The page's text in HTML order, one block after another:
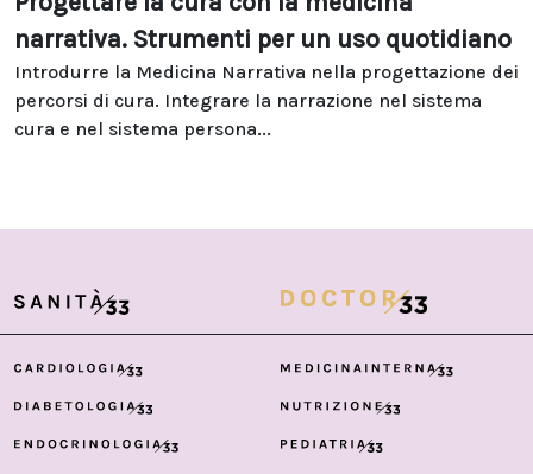
narrativa. Strumenti per un uso quotidiano
Introdurre la Medicina Narrativa nella progettazione dei
percorsi di cura. Integrare la narrazione nel sistema
cura e nel sistema persona...